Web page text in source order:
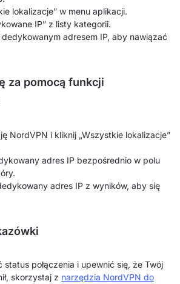
lokalizacje” w menu aplikacji.
IP” z listy kategorii.
dedykowanym adresem IP, aby nawiązać
za pomocą funkcji
NordVPN i kliknij „Wszystkie lokalizacje”
adres IP bezpośrednio w polu
adres IP z wyników, aby się
połączenia i upewnić się, że Twój
skorzystaj z narzędzia NordVPN do